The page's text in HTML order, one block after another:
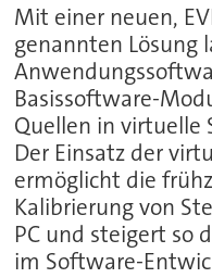
Mit einer neuen,
genannten Lösung
Basissoftware-
Quellen in virtuelle
Der Einsatz der
ermöglicht die
Kalibrierung von
PC und steigert so
im Software-